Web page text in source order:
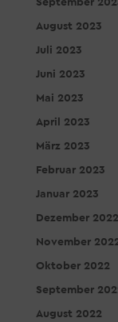
September
August 2023
Juli 2023
Juni 2023
Mai 2023
April 2023
März 2023
Februar 2023
Januar 2023
Dezember 2022
November
Oktober 2022
September
August 2022